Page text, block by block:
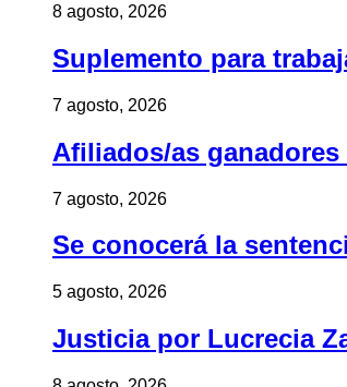
8 agosto, 2026
Suplemento para
7 agosto, 2026
Afiliados/as
7 agosto, 2026
Se conocerá la
5 agosto, 2026
Justicia por Lucrecia